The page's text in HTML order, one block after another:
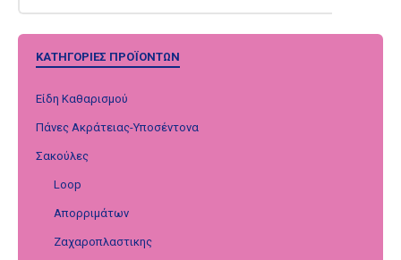
ΚΑΤΗΓΟΡΊΕΣ ΠΡΟΪΌΝΤΩΝ
Είδη Καθαρισμού
Πάνες Ακράτειας-Υποσέντονα
Σακούλες
Loop
Απορριμάτων
Ζαχαροπλαστικης